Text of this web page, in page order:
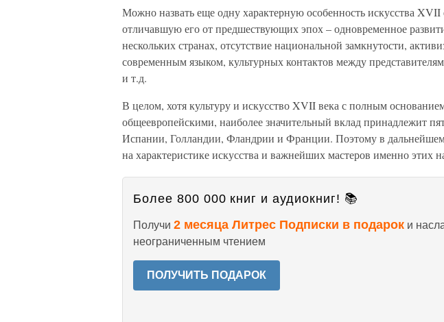
Можно назвать еще одну характерную особенность искусства XVII
отличавшую его от предшествующих эпох – одновременное
нескольких странах, отсутствие национальной замкнутости,
современным языком, культурных контактов между
и т.д.
В целом, хотя культуру и искусство XVII века с полным
общеевропейскими, наиболее значительный вклад принадлежит
Испании, Голландии, Фландрии и Франции. Поэтому в
на характеристике искусства и важнейших мастеров именно этих
Более 800 000 книг и аудиокниг! 📚
Получи 2 месяца Литрес Подписки в подарок и
неограниченным чтением
ПОЛУЧИТЬ ПОДАРОК